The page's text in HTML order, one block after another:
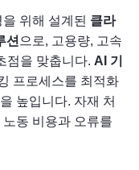
위해 설계된 클라
션 으로, 고용량, 고속
점을 맞춥니다. AI 기
프로세스를 최적화
높입니다. 자재 처
동 비용과 오류를